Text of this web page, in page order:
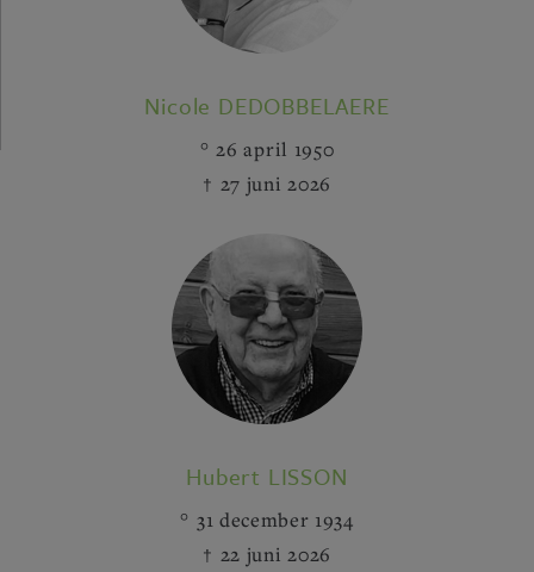
Nicole DEDOBBELAERE
26 april 1950
27 juni 2026
Hubert LISSON
31 december 1934
22 juni 2026